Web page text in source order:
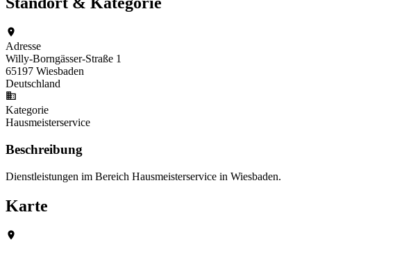
Adresse
Willy-Borngässer-Straße 1
65197 Wiesbaden
Deutschland
Kategorie
Hausmeisterservice
Beschreibung
Dienstleistungen im Bereich Hausmeisterservice in Wiesbaden.
Karte